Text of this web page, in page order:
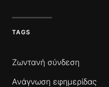
TAGS
Ζωντανή σύνδεση
Ανάγνωση εφημερίδας